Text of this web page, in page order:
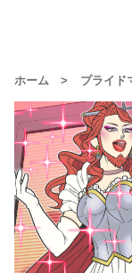
ホーム > プライド